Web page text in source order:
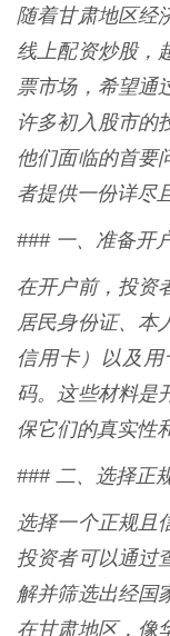
随着甘肃地区经
线上配资炒股，
票市场，希望通
许多初入股市的
他们面临的首要
者提供一份详尽
### 一、准备开
在开户前，投资
居民身份证、本
信用卡）以及
码。这些材料是
保它们的真实性
### 二、选择正
选择一个正规且
投资者可以通过
解并筛选出经国
在甘肃地区，像